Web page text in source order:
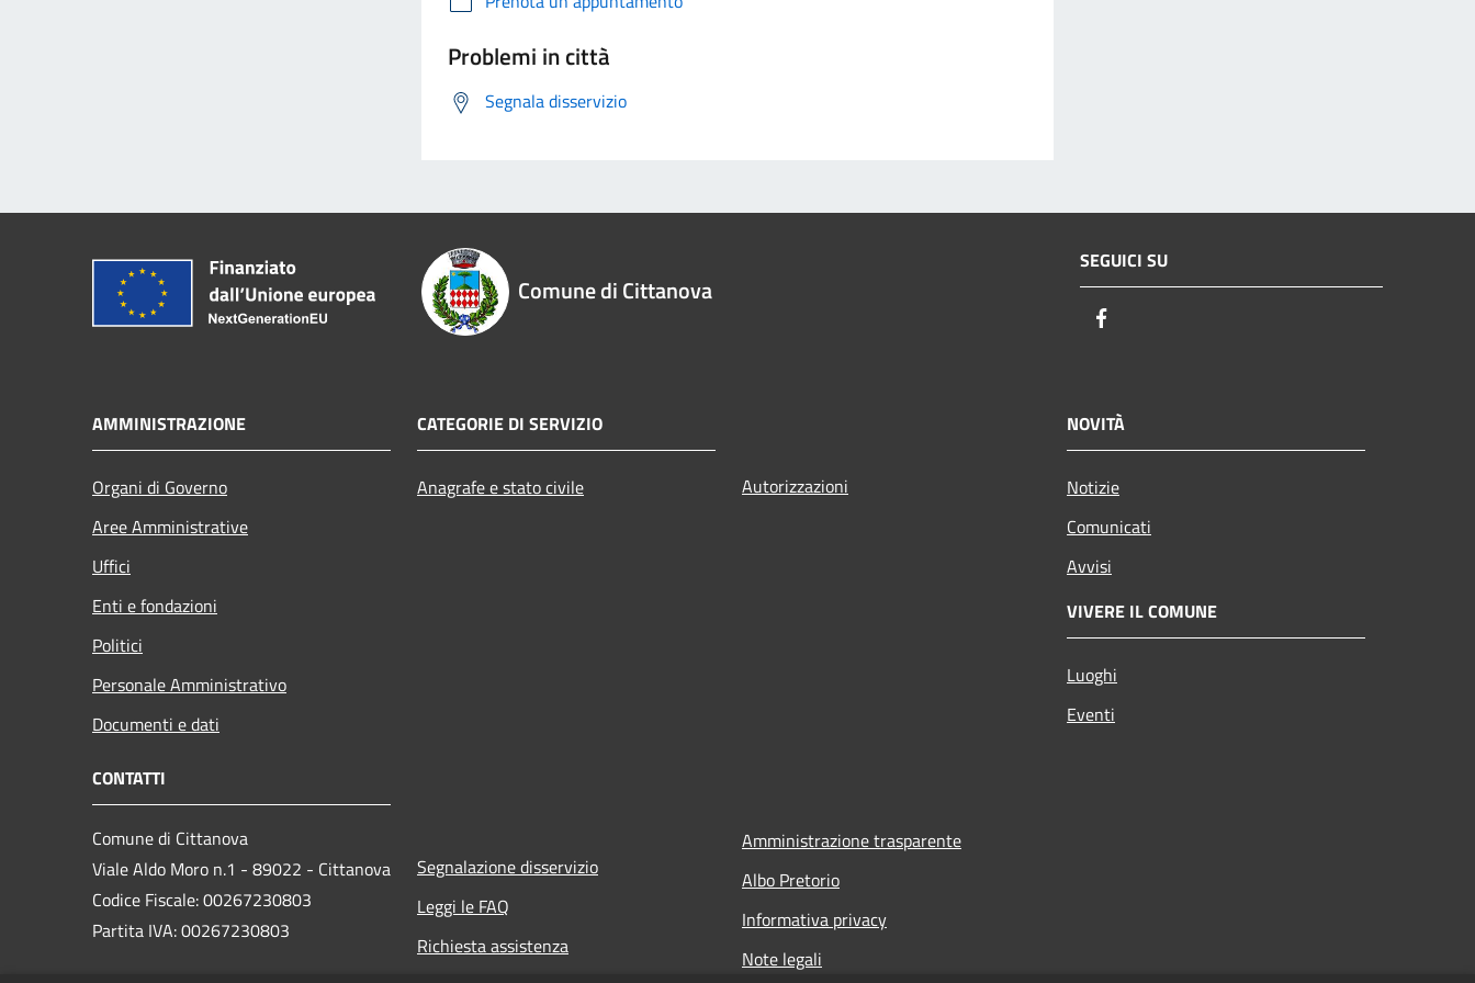
Problemi in città
Segnala disservizio
Comune di Cittanova
SEGUICI SU
AMMINISTRAZIONE
Organi di Governo
Aree Amministrative
Uffici
Enti e fondazioni
Politici
Personale Amministrativo
Documenti e dati
CATEGORIE DI SERVIZIO
Anagrafe e stato civile Autorizzazioni
NOVITÀ
Notizie
Comunicati
Avvisi
VIVERE IL COMUNE
Luoghi
Eventi
CONTATTI
Comune di Cittanova
Viale Aldo Moro n.1 - 89022 - Cittanova
Codice Fiscale: 00267230803
Partita IVA: 00267230803
Segnalazione disservizio
Leggi le FAQ
Richiesta assistenza
Amministrazione trasparente
Albo Pretorio
Informativa privacy
Note legali